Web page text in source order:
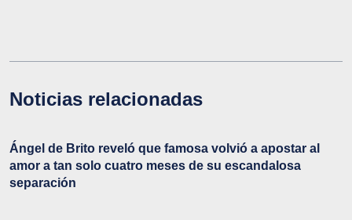
Noticias relacionadas
Ángel de Brito reveló que famosa volvió a apostar al
amor a tan solo cuatro meses de su escandalosa
separación